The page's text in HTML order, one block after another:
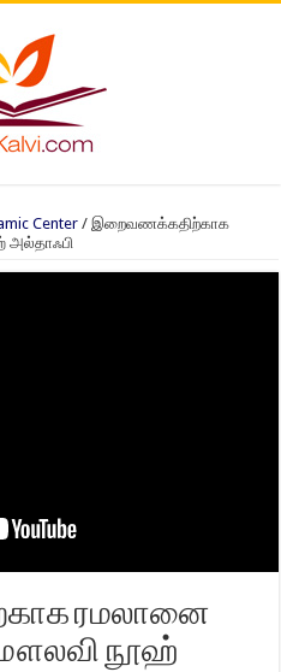
Center / இறைவணக்கதிற்காக
ரமலானை
நூஹ்